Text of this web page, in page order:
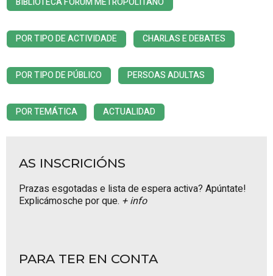
POR TIPO DE ACTIVIDADE CHARLAS E DEBATES
POR TIPO DE PÚBLICO PERSOAS ADULTAS
POR TEMÁTICA ACTUALIDAD
AS INSCRICIÓNS
Prazas esgotadas e lista de espera activa? Apúntate!
Explicámosche por que. + info
PARA TER EN CONTA